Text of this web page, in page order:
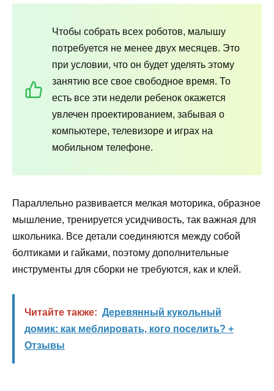
Чтобы собрать всех роботов, малышу
потребуется не менее двух месяцев. Это
при условии, что он будет уделять этому
занятию все свое свободное время. То
есть все эти недели ребенок окажется
увлечен проектированием, забывая о
компьютере, телевизоре и играх на
мобильном телефоне.
Параллельно развивается мелкая моторика, образное
мышление, тренируется усидчивость, так важная для
школьника. Все детали соединяются между собой
болтиками и гайками, поэтому дополнительные
инструменты для сборки не требуются, как и клей.
Читайте также: Деревянный кукольный
домик: как меблировать, кого поселить? +
Отзывы